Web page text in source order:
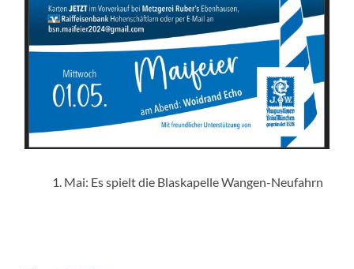
Mai: Es spielt die Blaskapelle Wangen-Neufahrn